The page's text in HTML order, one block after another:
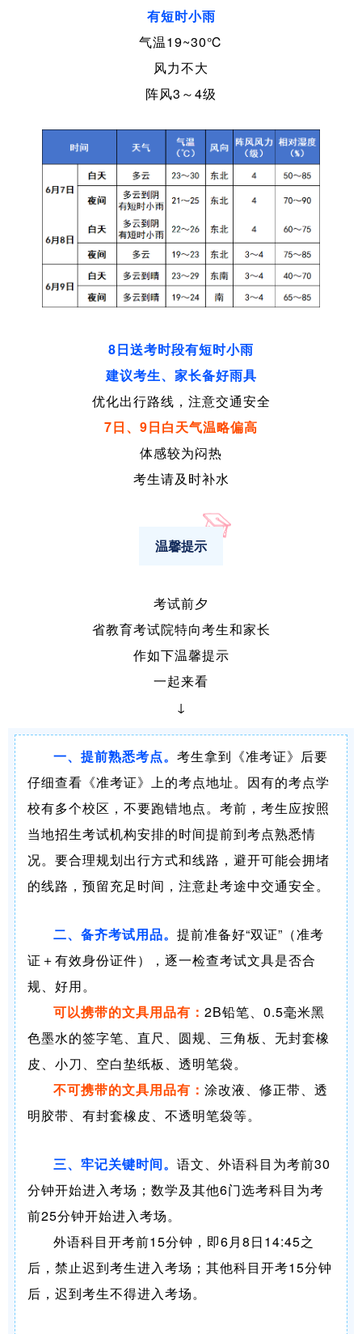
有短时小雨
气温19~30℃
风力不大
阵风3～4级
8日送考时段有短时小雨
建议考生、家长备好雨具
优化出行路线，注意交通安全
7日、9日白天气温略偏高
体感较为闷热
考生请及时补水
温馨提示
考试前夕
省教育考试院特向考生和家长
作如下温馨提示
一起来看
↓
一、提前熟悉考点。 考生拿到《准考证》后要
仔细查看《准考证》上的考点地址。因有的考点学
校有多个校区，不要跑错地点。考前，考生应按照
当地招生考试机构安排的时间提前到考点熟悉情
况。要合理规划出行方式和线路，避开可能会拥堵
的线路，预留充足时间，注意赴考途中交通安全。
二、备齐考试用品。 提前准备好“双证”（准考
证＋有效身份证件），逐一检查考试文具是否合
规、好用。
可以携带的文具用品有： 2B铅笔、0.5毫米黑
色墨水的签字笔、直尺、圆规、三角板、无封套橡
皮、小刀、空白垫纸板、透明笔袋。
不可携带的文具用品有： 涂改液、修正带、透
明胶带、有封套橡皮、不透明笔袋等。
三、牢记关键时间。 语文、外语科目为考前30
分钟开始进入考场；数学及其他6门选考科目为考
前25分钟开始进入考场。
外语科目开考前15分钟，即6月8日14:45之
后，禁止迟到考生进入考场；其他科目开考15分钟
后，迟到考生不得进入考场。